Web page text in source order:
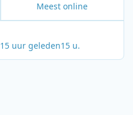
Meest online
15 uur geleden15 u.